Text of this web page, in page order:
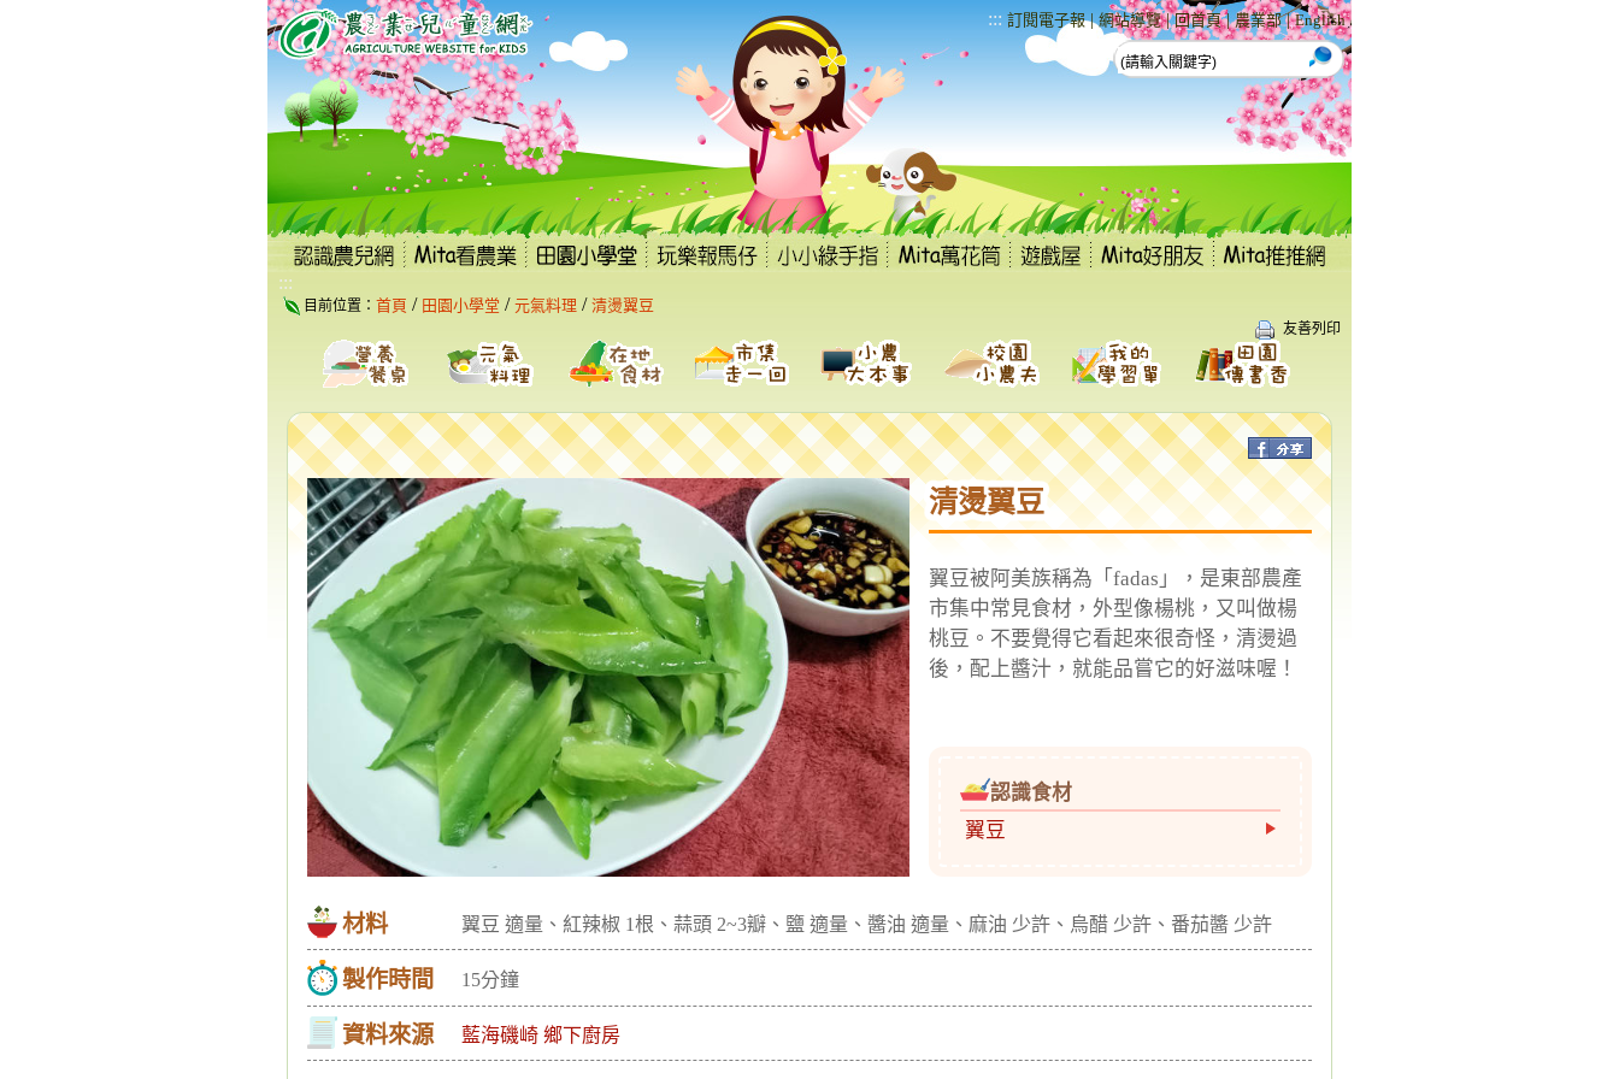
跳
到
要
內
區
塊
::: 訂閱電子報 |網站導覽 |回首頁 |農業部 |English
:::
目前位置： 首頁 / 田園小學堂 / 元氣料理 / 清燙翼豆
友善列印
清燙翼豆
翼豆被阿美族稱為「fadas」，是東部農產
市集中常見食材，外型像楊桃，又叫做楊
桃豆。不要覺得它看起來很奇怪，清燙過
後，配上醬汁，就能品嘗它的好滋味喔！
認識食材
翼豆
材料 翼豆 適量、紅辣椒 1根、蒜頭 2~3瓣、鹽 適量、醬油 適量、麻油 少許、烏醋 少許、番茄醬 少許
製作時間 15分鐘
資料來源 藍海磯崎 鄉下廚房